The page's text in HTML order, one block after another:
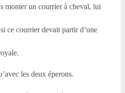
monter un courrier à cheval, lui
ce courrier devait partir d’une
les deux éperons.